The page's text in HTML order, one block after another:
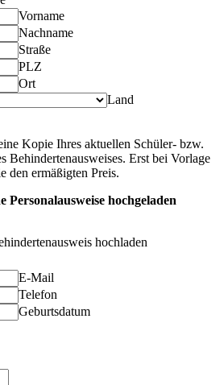
Vorname
Nachname
Straße
PLZ
Ort
Land
Kopie Ihres aktuellen Schüler- bzw.
Behindertenausweises. Erst bei Vorlage
den ermäßigten Preis.
Personalausweise hochgeladen
hochladen
E-Mail
Telefon
Geburtsdatum